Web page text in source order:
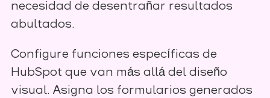
necesidad de desentrañar resultados
abultados.
Configure funciones específicas de
HubSpot que van más allá del diseño
visual. Asigna los formularios generados